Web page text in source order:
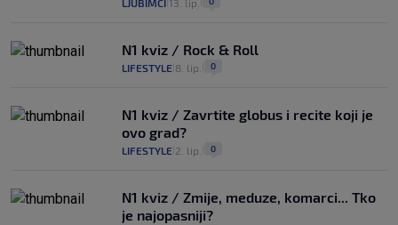
LJUBIMCI 13. lip.
N1 kviz / Rock & Roll
LIFESTYLE 8. lip. 0
N1 kviz / Zavrtite globus i recite koji je
ovo grad?
LIFESTYLE 2. lip. 0
N1 kviz / Zmije, meduze, komarci... Tko
je najopasniji?